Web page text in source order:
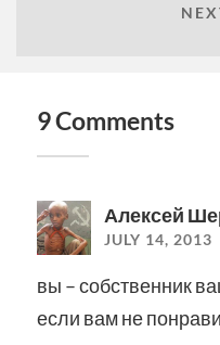
9 Comments
Алексей
JULY 14, 2013
вы – собственник
если вам не